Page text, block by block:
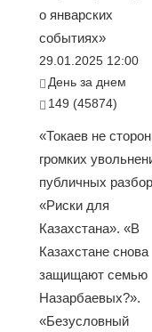
о январских
событиях»
29.01.2025 12:00
День за днем
149 (45874)
«Токаев не
громких
публичных
«Риски для
Казахстана». «В
Казахстане снова
защищают семью
Назарбаевых?».
«Безусловный